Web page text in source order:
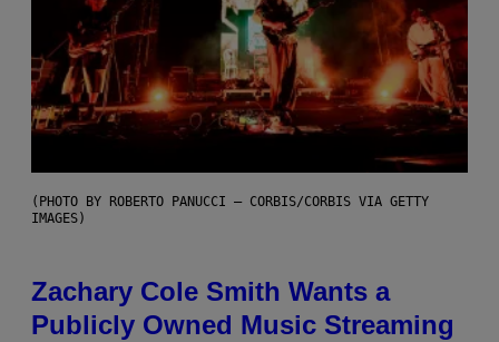
(PHOTO BY ROBERTO PANUCCI – CORBIS/CORBIS VIA GETTY
IMAGES)
Zachary Cole Smith Wants a
Publicly Owned Music Streaming